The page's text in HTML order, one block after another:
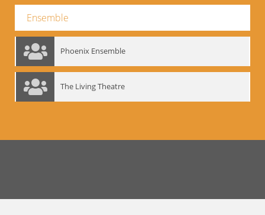
Ensemble
Phoenix Ensemble
The Living Theatre